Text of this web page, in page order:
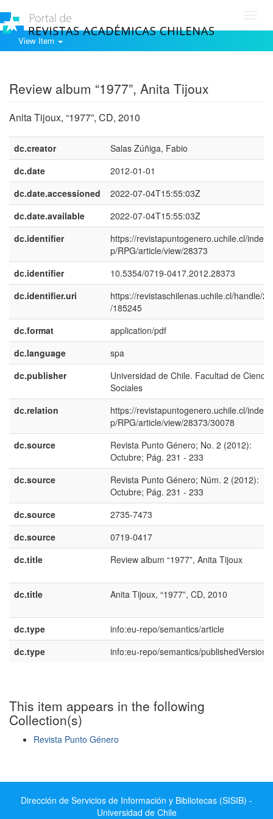
View Item
Review album “1977”, Anita Tijoux
Anita Tijoux, “1977”, CD, 2010
dc.creator
Salas Zúñiga, Fabio
dc.date
2012-01-01
dc.date.accessioned
2022-07-04T15:55:03Z
dc.date.available
2022-07-04T15:55:03Z
dc.identifier
https://revistapuntogenero.uchile.cl/
p/RPG/article/view/28373
dc.identifier
10.5354/0719-0417.2012.28373
dc.identifier.uri
https://revistaschilenas.uchile.cl/handle/
/185245
dc.format
application/pdf
dc.language
spa
dc.publisher
Universidad de Chile. Facultad de
Sociales
dc.relation
https://revistapuntogenero.uchile.cl/
p/RPG/article/view/28373/30078
dc.source
Revista Punto Género; No. 2 (2012):
Octubre; Pág. 231 - 233
dc.source
Revista Punto Género; Núm. 2 (2012):
Octubre; Pág. 231 - 233
dc.source
2735-7473
dc.source
0719-0417
dc.title
Review album “1977”, Anita Tijoux
dc.title Anita Tijoux, “1977”, CD, 2010
dc.type
info:eu-repo/semantics/article
dc.type
info:eu-repo/semantics/publishedVersion
This item appears in the following
Collection(s)
Revista Punto Género
Dirección de Servicios de Información y Bibliotecas (SISIB) -
Universidad de Chile